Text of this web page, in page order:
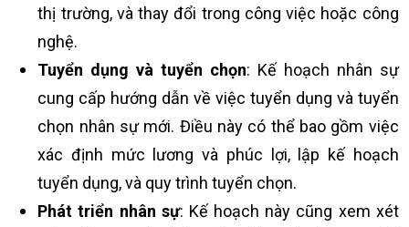
thị trường, và thay đổi trong công việc hoặc công
nghệ.
Tuyển dụng và tuyển chọn: Kế hoạch nhân sự
cung cấp hướng dẫn về việc tuyển dụng và tuyển
chọn nhân sự mới. Điều này có thể bao gồm việc
xác định mức lương và phúc lợi, lập kế hoạch
tuyển dụng, và quy trình tuyển chọn.
Phát triển nhân sự: Kế hoạch này cũng xem xét